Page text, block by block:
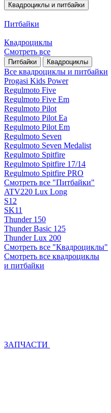
Квадроциклы и питбайки
Питбайки
Квадроциклы
Смотреть все
Питбайки Квадроциклы
Все квадроциклы и питбайки
Progasi Kids Power
Regulmoto Five
Regulmoto Five Em
Regulmoto Pilot
Regulmoto Pilot Ea
Regulmoto Pilot Em
Regulmoto Seven
Regulmoto Seven Medalist
Regulmoto Spitfire
Regulmoto Spitfire 17/14
Regulmoto Spitfire PRO
Смотреть все "Питбайки"
ATV220 Lux Long
S12
SK11
Thunder 150
Thunder Basic 125
Thunder Lux 200
Смотреть все "Квадроциклы"
Смотреть все квадроциклы
и питбайки
ЗАПЧАСТИ